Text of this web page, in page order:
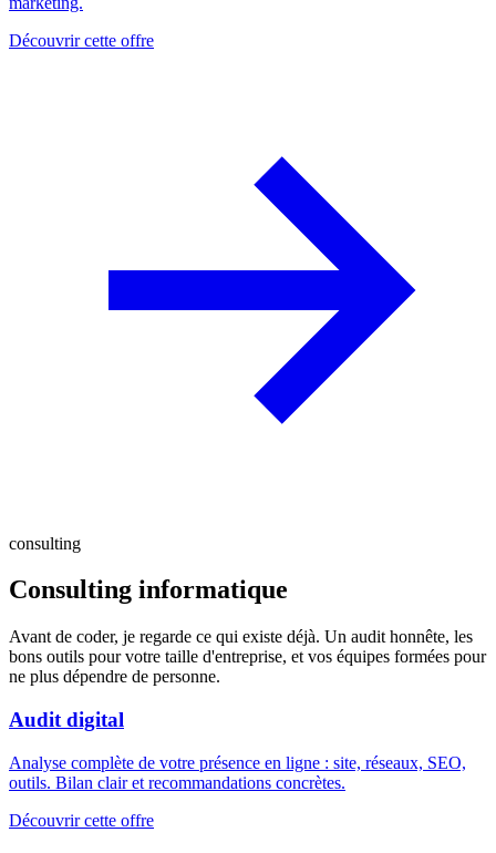
Découvrir cette offre
consulting
Consulting informatique
Avant de coder, je regarde ce qui existe déjà. Un audit honnête, les
bons outils pour votre taille d'entreprise, et vos équipes formées pour
ne plus dépendre de personne.
Audit digital
Analyse complète de votre présence en ligne : site, réseaux, SEO,
outils. Bilan clair et recommandations concrètes.
Découvrir cette offre